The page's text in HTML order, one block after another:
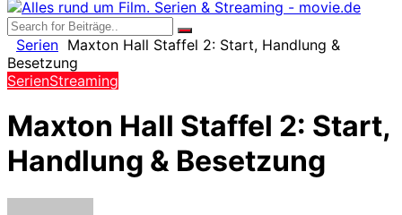
Serien Maxton Hall Staffel 2: Start, Handlung &
Besetzung
SerienStreaming
Maxton Hall Staffel 2: Start,
Handlung & Besetzung